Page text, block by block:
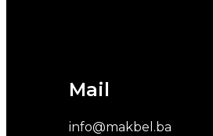
Mail
info@makbel.ba